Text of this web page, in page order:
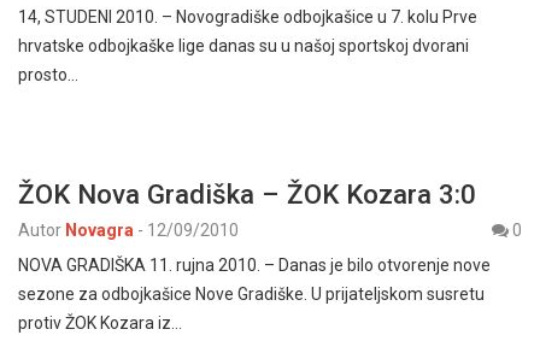
14, STUDENI 2010. – Novogradiške odbojkašice u 7. kolu Prve
hrvatske odbojkaške lige danas su u našoj sportskoj dvorani
prosto…
ŽOK Nova Gradiška – ŽOK Kozara 3:0
Autor Novagra - 12/09/2010
0
NOVA GRADIŠKA 11. rujna 2010. – Danas je bilo otvorenje nove
sezone za odbojkašice Nove Gradiške. U prijateljskom susretu
protiv ŽOK Kozara iz…